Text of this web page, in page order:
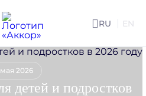
RU EN
2026
детей и подростков